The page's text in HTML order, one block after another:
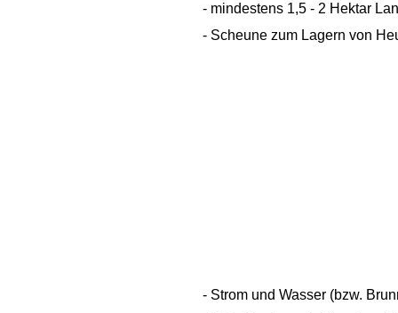
- mindestens 1,5 - 2 Hektar
- Scheune zum Lagern von
- Strom und Wasser (bzw.